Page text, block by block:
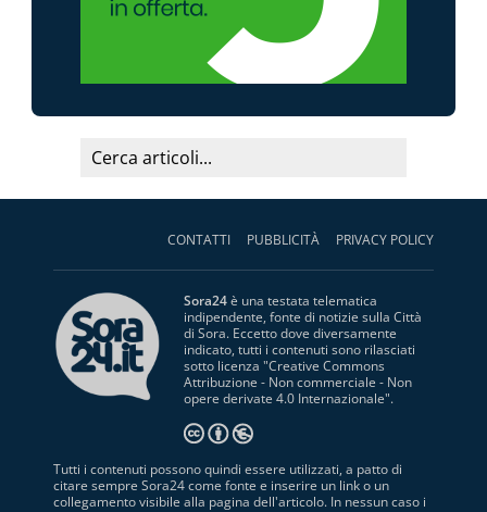
CONTATTI PUBBLICITÀ PRIVACY POLICY
Sora24è una testata telematica
indipendente, fonte di notizie sulla Città
di Sora. Eccetto dove diversamente
indicato, tutti i contenuti sono rilasciati
sotto licenza "Creative Commons
Attribuzione - Non commerciale - Non
opere derivate 4.0 Internazionale".
Tutti i contenuti possono quindi essere utilizzati, a patto di
citare sempre Sora24 come fonte e inserire un link o un
collegamento visibile alla pagina dell'articolo. In nessun caso i